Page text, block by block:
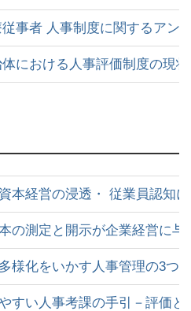
従事者 人事制度に関するアン
体における人事評価制度の現
資本経営の浸透・ 従業員認
の測定と開示が企業経営に
様化をいかす人事管理の3つ
すい人事考課の手引－評価と